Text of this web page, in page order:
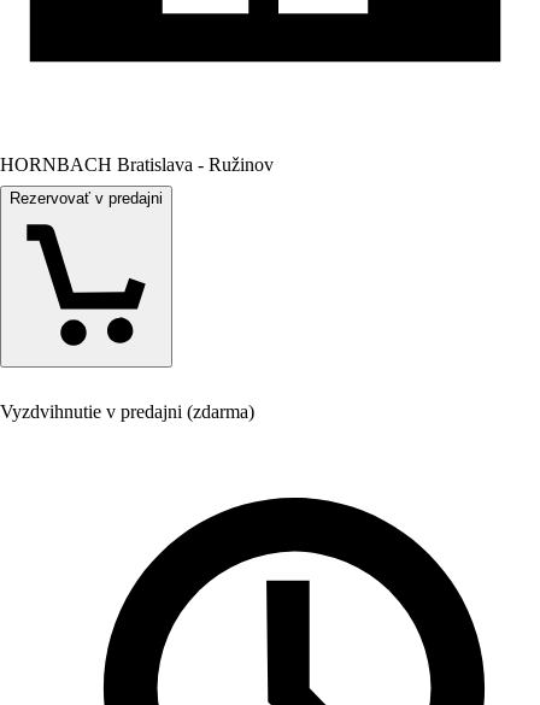
HORNBACH Bratislava - Ružinov
Rezervovať v predajni
Vyzdvihnutie v predajni (zdarma)